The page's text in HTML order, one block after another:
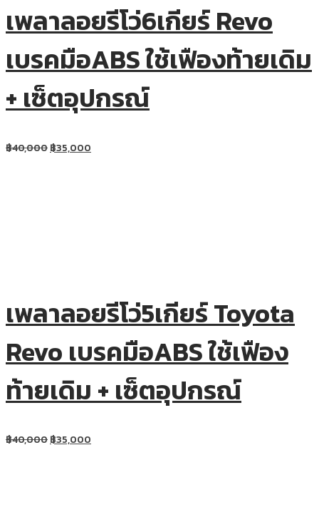
เพลาลอยรีโว่6เกียร์ Revo
เบรคมือABS ใช้เฟืองท้ายเดิม
+ เซ็ตอุปกรณ์
฿40,000฿35,000
เพลาลอยรีโว่5เกียร์ Toyota
Revo เบรคมือABS ใช้เฟือง
ท้ายเดิม + เซ็ตอุปกรณ์
฿40,000฿35,000